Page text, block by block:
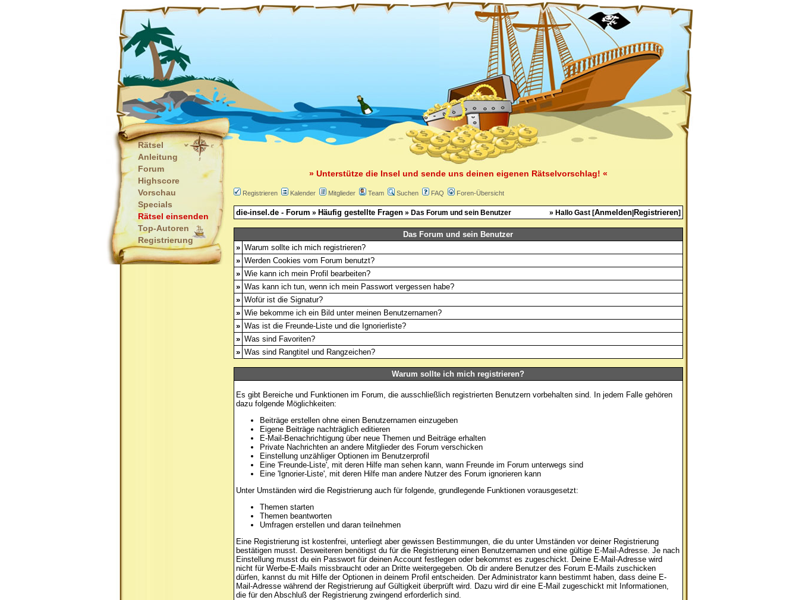
Rätsel
Anleitung
Forum
Highscore
Vorschau
Specials
Rätsel einsenden
Top-Autoren
Registrierung
» Unterstütze die Insel und sende uns deinen eigenen Rätselvorschlag! «
Registrieren Kalender Mitglieder Team Suchen FAQ Foren-Übersicht
die-insel.de - Forum » Häufig gestellte Fragen» Das Forum und sein Benutzer » Hallo Gast [Anmelden|Registrieren]
Das Forum und sein Benutzer
» Warum sollte ich mich registrieren?
» Werden Cookies vom Forum benutzt?
» Wie kann ich mein Profil bearbeiten?
» Was kann ich tun, wenn ich mein Passwort vergessen habe?
» Wofür ist die Signatur?
» Wie bekomme ich ein Bild unter meinen Benutzernamen?
» Was ist die Freunde-Liste und die Ignorierliste?
» Was sind Favoriten?
» Was sind Rangtitel und Rangzeichen?
Warum sollte ich mich registrieren?
Es gibt Bereiche und Funktionen im Forum, die ausschließlich registrierten Benutzern vorbehalten sind. In jedem Falle gehören
dazu folgende Möglichkeiten:
Beiträge erstellen ohne einen Benutzernamen einzugeben
Eigene Beiträge nachträglich editieren
E-Mail-Benachrichtigung über neue Themen und Beiträge erhalten
Private Nachrichten an andere Mitglieder des Forum verschicken
Einstellung unzähliger Optionen im Benutzerprofil
Eine 'Freunde-Liste', mit deren Hilfe man sehen kann, wann Freunde im Forum unterwegs sind
Eine 'Ignorier-Liste', mit deren Hilfe man andere Nutzer des Forum ignorieren kann
Unter Umständen wird die Registrierung auch für folgende, grundlegende Funktionen vorausgesetzt:
Themen starten
Themen beantworten
Umfragen erstellen und daran teilnehmen
Eine Registrierung ist kostenfrei, unterliegt aber gewissen Bestimmungen, die du unter Umständen vor deiner Registrierung
bestätigen musst. Desweiteren benötigst du für die Registrierung einen Benutzernamen und eine gültige E-Mail-Adresse. Je nach
Einstellung musst du ein Passwort für deinen Account festlegen oder bekommst es zugeschickt. Deine E-Mail-Adresse wird
nicht für Werbe-E-Mails missbraucht oder an Dritte weitergegeben. Ob dir andere Benutzer des Forum E-Mails zuschicken
dürfen, kannst du mit Hilfe der Optionen in deinem Profil entscheiden. Der Administrator kann bestimmt haben, dass deine E-
Mail-Adresse während der Registrierung auf Gültigkeit überprüft wird. Dazu wird dir eine E-Mail zugeschickt mit Informationen,
die für den Abschluß der Registrierung zwingend erforderlich sind.